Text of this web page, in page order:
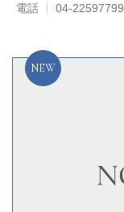
電話
04-22597799